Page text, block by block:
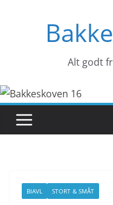
Alt godt
BIAVL STORT & SMÅT